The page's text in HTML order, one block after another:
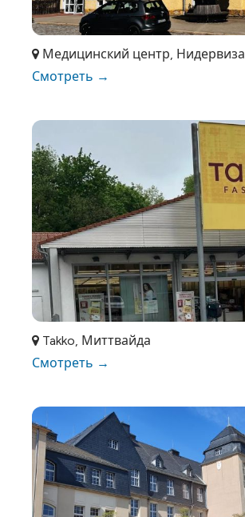
Медицинский центр, Нидервиза
Смотреть →
Takko, Миттвайда
Смотреть →